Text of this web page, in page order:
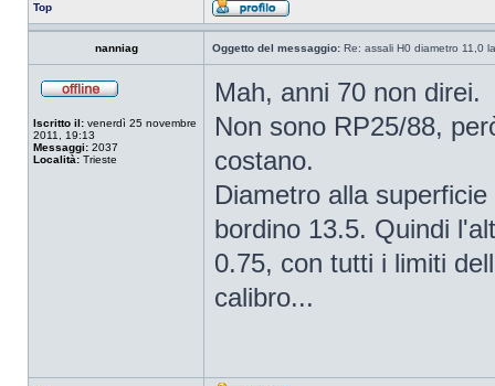
Top
nanniag Oggetto del messaggio: Re: assali H0 diametro 11,0
Iscritto il: venerdì 25 novembre
2011, 19:13
Messaggi: 2037
Località: Trieste
Mah, anni 70 non direi.
Non sono RP25/88,
costano.
Diametro alla
bordino 13.5. Quindi
0.75, con tutti i limiti
calibro...